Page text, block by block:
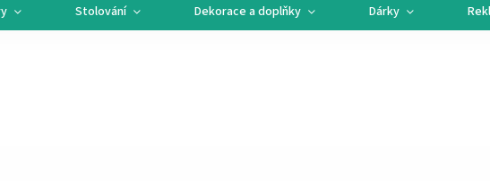
Stolování Dekorace a doplňky Dárky